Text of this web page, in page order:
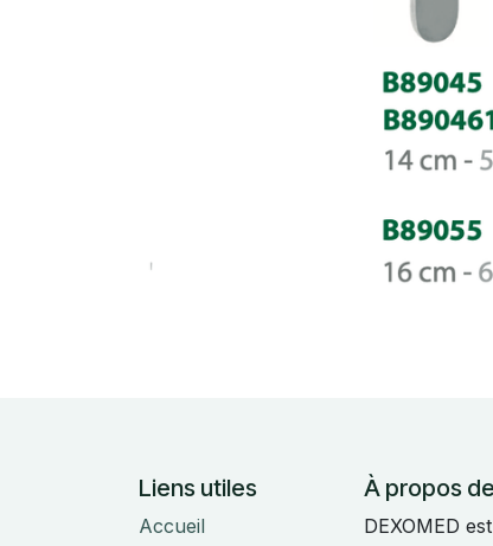
Liens utiles
Accueil
À propos
DEXOMED